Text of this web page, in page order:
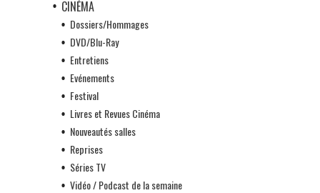
CINÉMA
Dossiers/Hommages
DVD/Blu-Ray
Entretiens
Evénements
Festival
Livres et Revues Cinéma
Nouveautés salles
Reprises
Séries TV
Vidéo / Podcast de la semaine